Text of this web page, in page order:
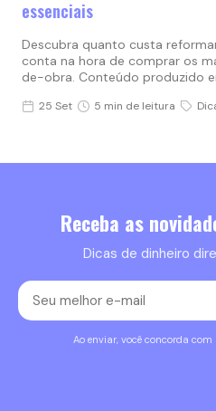
essenciais
Descubra quanto custa
conta na hora de comprar os
de-obra. Conteúdo produzido
25 Set 5 min de leitura
Receba as
Dicas de dinheiro
Ao enviar, você concorda com